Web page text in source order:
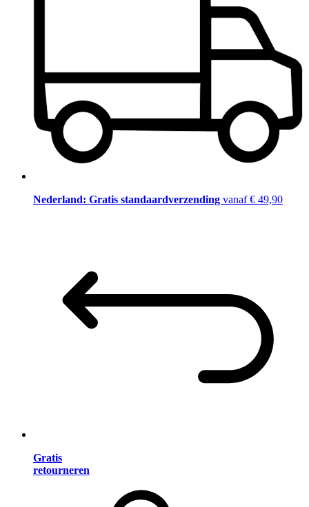
Nederland: Gratis standaardverzending vanaf € 49,90
Gratis
retourneren